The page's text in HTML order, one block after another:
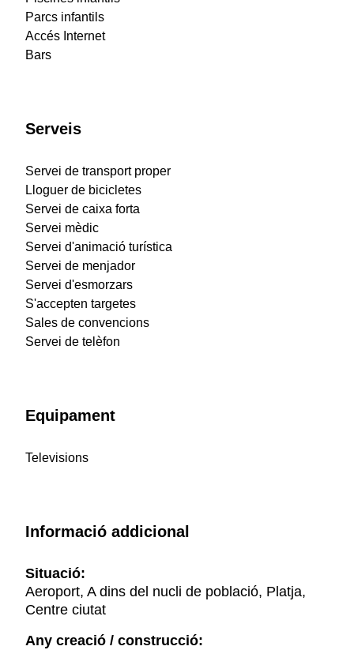
Parcs infantils
Accés Internet
Bars
Serveis
Servei de transport proper
Lloguer de bicicletes
Servei de caixa forta
Servei mèdic
Servei d'animació turística
Servei de menjador
Servei d'esmorzars
S'accepten targetes
Sales de convencions
Servei de telèfon
Equipament
Televisions
Informació addicional
Situació:
Aeroport, A dins del nucli de població, Platja,
Centre ciutat
Any creació / construcció: